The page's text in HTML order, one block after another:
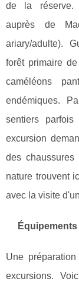
de la réserve.
auprès de
ariary/adulte).
forêt primaire
caméléons
endémiques.
sentiers
excursion
des
nature trouvent
avec la visite
Une
excursions.